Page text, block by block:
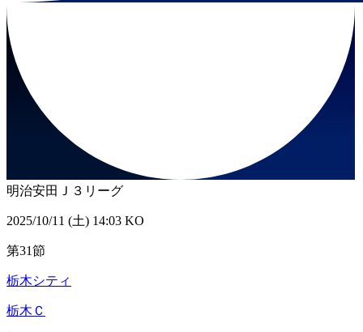
明治安田Ｊ３リーグ
2025/10/11 (土) 14:03 KO
第31節
栃木シティ
栃木Ｃ